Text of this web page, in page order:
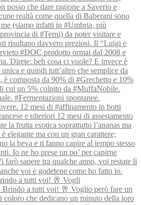
a tutti voi! 🥂 Vogli